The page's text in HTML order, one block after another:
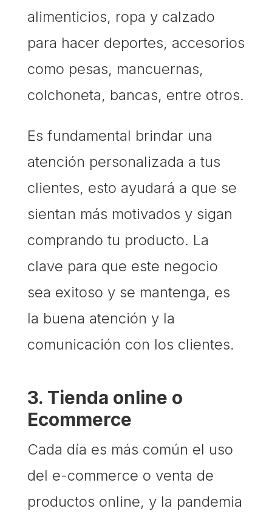
alimenticios, ropa y calzado
para hacer deportes, accesorios
como pesas, mancuernas,
colchoneta, bancas, entre otros.
Es fundamental brindar una
atención personalizada a tus
clientes, esto ayudará a que se
sientan más motivados y sigan
comprando tu producto. La
clave para que este negocio
sea exitoso y se mantenga, es
la buena atención y la
comunicación con los clientes.
3. Tienda online o
Ecommerce
Cada día es más común el uso
del e-commerce o venta de
productos online, y la pandemia